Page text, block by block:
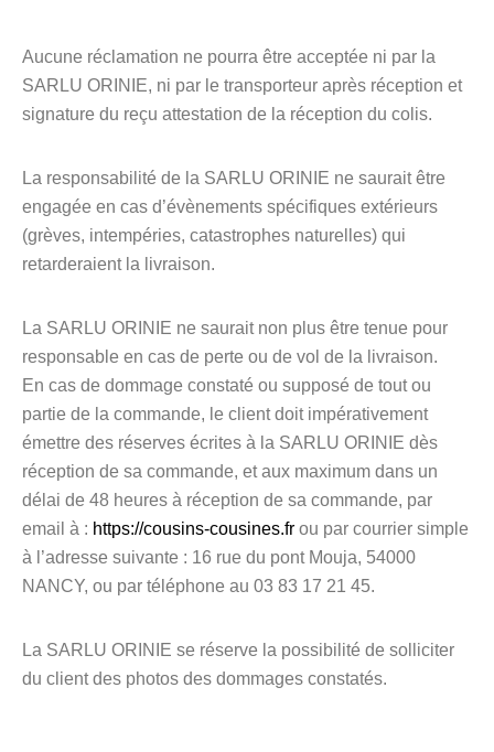
Aucune réclamation ne pourra être acceptée ni par la
SARLU ORINIE, ni par le transporteur après réception et
signature du reçu attestation de la réception du colis.
La responsabilité de la SARLU ORINIE ne saurait être
engagée en cas d’évènements spécifiques extérieurs
(grèves, intempéries, catastrophes naturelles) qui
retarderaient la livraison.
La SARLU ORINIE ne saurait non plus être tenue pour
responsable en cas de perte ou de vol de la livraison.
En cas de dommage constaté ou supposé de tout ou
partie de la commande, le client doit impérativement
émettre des réserves écrites à la SARLU ORINIE dès
réception de sa commande, et aux maximum dans un
délai de 48 heures à réception de sa commande, par
email à : https://cousins-cousines.fr ou par courrier simple
à l’adresse suivante : 16 rue du pont Mouja, 54000
NANCY, ou par téléphone au 03 83 17 21 45.
La SARLU ORINIE se réserve la possibilité de solliciter
du client des photos des dommages constatés.